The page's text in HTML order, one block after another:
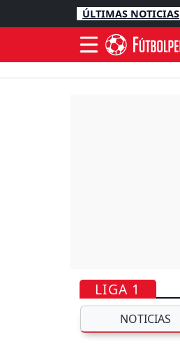
ÚLTIMAS NOTICIAS
LIGA 1
NOTICIAS